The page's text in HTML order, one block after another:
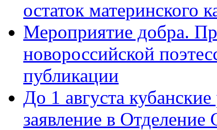
остаток материнского
Мероприятие добра.
новороссийской
публикации
До 1 августа
заявление в